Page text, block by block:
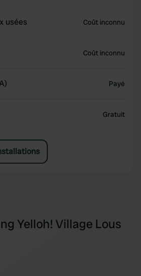
usées Coût inconnu
Coût inconnu
Payé
Gratuit
Yelloh! Village Lous